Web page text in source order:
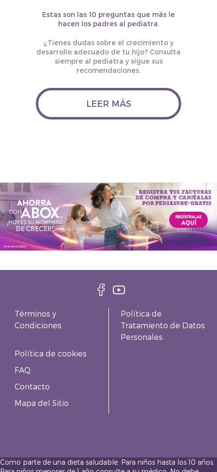
Estas son las 10 preguntas que más le
hacen los padres al pediatra.
¿Tienes dudas sobre el crecimiento y
desarrollo adecuado de tu hijo? Consulta
siempre al pediatra y sigue sus
recomendaciones.
LEER MÁS
Términos y
Condiciones
Política de
Tratamiento de Datos
Personales
Política de cookies
FAQ
Contacto
Mapa del Sitio
Como parte de una dieta saludable. Para niños hasta los 10 años.